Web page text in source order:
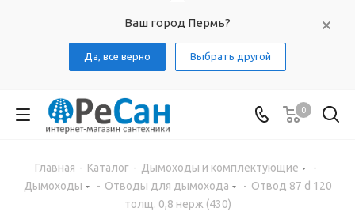
Ваш город Пермь?
Да, все верно Выбрать другой
0
Главная - Каталог - Дымоходы и комплектующие
-
Дымоходы
- Отводы для дымохода - Отвод 87 d 120
толщ. 0,8 нерж (430)